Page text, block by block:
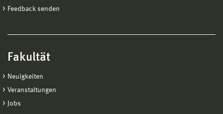
Feedback senden
Fakultät
Neuigkeiten
Veranstaltungen
Jobs